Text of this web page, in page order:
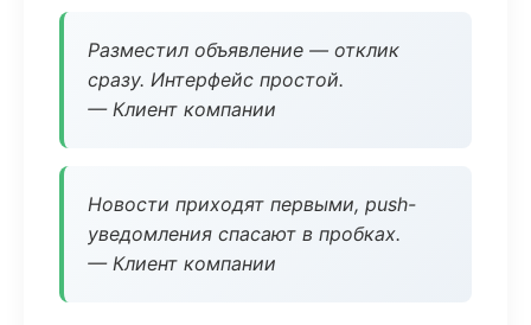
Разместил объявление — отклик
сразу. Интерфейс простой.
— Клиент компании
Новости приходят первыми, push-
уведомления спасают в пробках.
— Клиент компании